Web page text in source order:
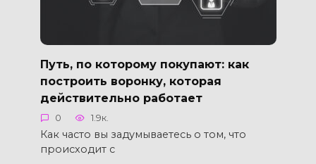
Путь, по которому покупают: как
построить воронку, которая
действительно работает
0 1.9к.
Как часто вы задумываетесь о том, что
происходит с